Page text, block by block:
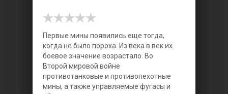
Первые мины появились еще тогда,
когда не было пороха. Из века в век их
боевое значение возрастало. Во
Второй мировой войне
противотанковые и противопехотные
мины, а также управляемые фугасы и